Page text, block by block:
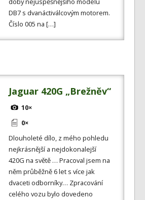
DB7 s dvanáctiválcovým motorem.
Číslo 005 na […]
Jaguar 420G „Brežněv“
10×
0×
Dlouholeté dílo, z mého pohledu
nejkrásnější a nejdokonalejší
420G na světě … Pracoval jsem na
něm průběžně 6 let s více jak
dvaceti odborníky… Zpracování
celého vozu bylo dovedeno